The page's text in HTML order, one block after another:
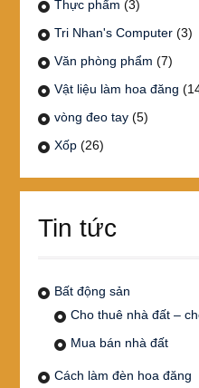
Thực phẩm (3)
Tri Nhan's Computer (3)
Văn phòng phẩm (7)
Vật liệu làm hoa đăng
vòng đeo tay (5)
Xốp (26)
Tin tức
Bất động sản
Cho thuê nhà đất –
Mua bán nhà đất
Cách làm đèn hoa đăng